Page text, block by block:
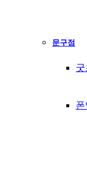
문구점
폰